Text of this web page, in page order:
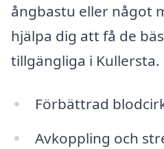
ångbastu eller något
hjälpa dig att få de
tillgängliga i Kullersta.
Förbättrad
Avkoppling och